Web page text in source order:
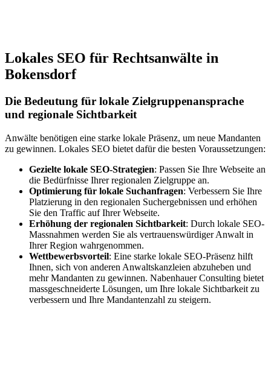
Lokales SEO für Rechtsanwälte in
Bokensdorf
Die Bedeutung für lokale Zielgruppenansprache
und regionale Sichtbarkeit
Anwälte benötigen eine starke lokale Präsenz, um neue Mandanten
zu gewinnen. Lokales SEO bietet dafür die besten Voraussetzungen:
Gezielte lokale SEO-Strategien: Passen Sie Ihre Webseite an
die Bedürfnisse Ihrer regionalen Zielgruppe an.
Optimierung für lokale Suchanfragen: Verbessern Sie Ihre
Platzierung in den regionalen Suchergebnissen und erhöhen
Sie den Traffic auf Ihrer Webseite.
Erhöhung der regionalen Sichtbarkeit: Durch lokale SEO-
Massnahmen werden Sie als vertrauenswürdiger Anwalt in
Ihrer Region wahrgenommen.
Wettbewerbsvorteil: Eine starke lokale SEO-Präsenz hilft
Ihnen, sich von anderen Anwaltskanzleien abzuheben und
mehr Mandanten zu gewinnen. Nabenhauer Consulting bietet
massgeschneiderte Lösungen, um Ihre lokale Sichtbarkeit zu
verbessern und Ihre Mandantenzahl zu steigern.